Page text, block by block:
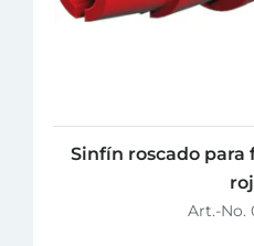
Sinfín roscado para
Art.-No.